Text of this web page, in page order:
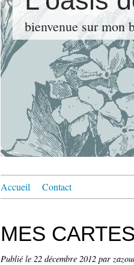
bienvenue sur mon
Accueil Contact
MES
Publié le 22 décembre 2012 par